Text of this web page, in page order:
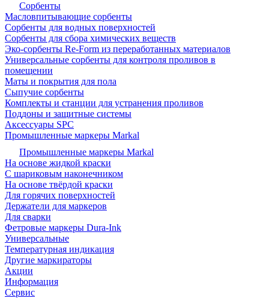
Сорбенты
Масловпитывающие сорбенты
Сорбенты для водных поверхностей
Сорбенты для сбора химических веществ
Эко-сорбенты Re-Form из переработанных материалов
Универсальные сорбенты для контроля проливов в
помещении
Маты и покрытия для пола
Сыпучие сорбенты
Комплекты и станции для устранения проливов
Поддоны и защитные системы
Аксессуары SPC
Промышленные маркеры Markal
Промышленные маркеры Markal
На основе жидкой краски
С шариковым наконечником
На основе твёрдой краски
Для горячих поверхностей
Держатели для маркеров
Для сварки
Фетровые маркеры Dura-Ink
Универсальные
Температурная индикация
Другие маркираторы
Акции
Информация
Сервис